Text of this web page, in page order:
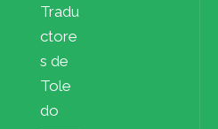
Tradu
ctore
s de
Tole
do